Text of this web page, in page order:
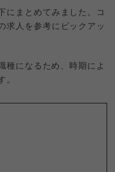
にまとめてみました。コ
求人を参考にピックアッ
種になるため、時期によ
。